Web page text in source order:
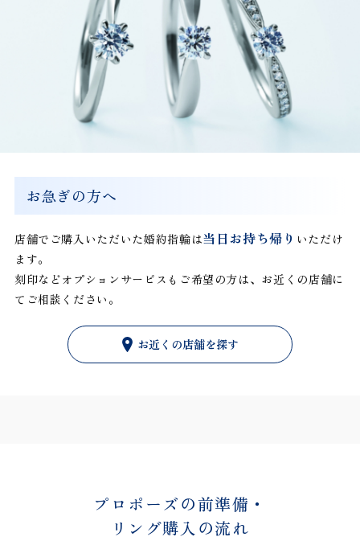
お急ぎの方へ
店舗でご購入いただいた婚約指輪は当日お持ち帰り いただけ
ます。
刻印などオプションサービスもご希望の方は、お近くの店舗に
てご相談ください。
お近くの店舗を探す
プロポーズの前準備・
リング購入の流れ